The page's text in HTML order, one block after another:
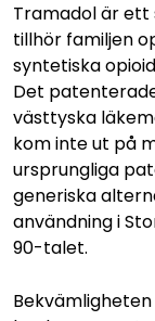
Tramadol är
tillhör familjen
syntetiska
Det
västtyska
kom inte ut på
ursprungliga
generiska
användning i
90-talet.